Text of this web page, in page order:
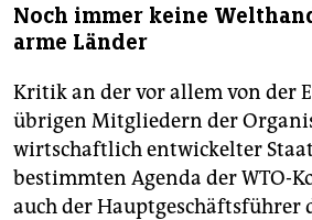
Noch immer keine
arme Länder
Kritik an der vor allem von der
übrigen Mitgliedern der
wirtschaftlich entwickelter
bestimmten Agenda der WTO-
auch der Hauptgeschäftsführer